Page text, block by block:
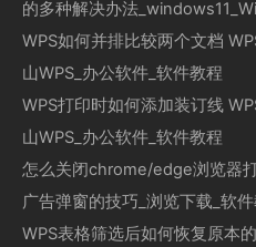
的多种解决办法
WPS如何并排比较两个文档
山WPS_办公软件_软件教程
WPS打印时如何添加装订线
山WPS_办公软件_软件教程
怎么关闭chrome/edge浏览器
广告弹窗的技巧_浏览下载_软
WPS表格筛选后如何恢复原本